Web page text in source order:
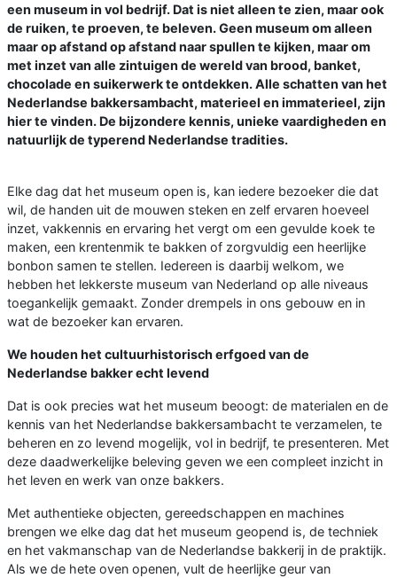
een museum in vol bedrijf. Dat is niet alleen te zien, maar ook
de ruiken, te proeven, te beleven. Geen museum om alleen
maar op afstand op afstand naar spullen te kijken, maar om
met inzet van alle zintuigen de wereld van brood, banket,
chocolade en suikerwerk te ontdekken. Alle schatten van het
Nederlandse bakkersambacht, materieel en immaterieel, zijn
hier te vinden. De bijzondere kennis, unieke vaardigheden en
natuurlijk de typerend Nederlandse tradities.
Elke dag dat het museum open is, kan iedere bezoeker die dat
wil, de handen uit de mouwen steken en zelf ervaren hoeveel
inzet, vakkennis en ervaring het vergt om een gevulde koek te
maken, een krentenmik te bakken of zorgvuldig een heerlijke
bonbon samen te stellen. Iedereen is daarbij welkom, we
hebben het lekkerste museum van Nederland op alle niveaus
toegankelijk gemaakt. Zonder drempels in ons gebouw en in
wat de bezoeker kan ervaren.
We houden het cultuurhistorisch erfgoed van de
Nederlandse bakker echt levend
Dat is ook precies wat het museum beoogt: de materialen en de
kennis van het Nederlandse bakkersambacht te verzamelen, te
beheren en zo levend mogelijk, vol in bedrijf, te presenteren. Met
deze daadwerkelijke beleving geven we een compleet inzicht in
het leven en werk van onze bakkers.
Met authentieke objecten, gereedschappen en machines
brengen we elke dag dat het museum geopend is, de techniek
en het vakmanschap van de Nederlandse bakkerij in de praktijk.
Als we de hete oven openen, vult de heerlijke geur van